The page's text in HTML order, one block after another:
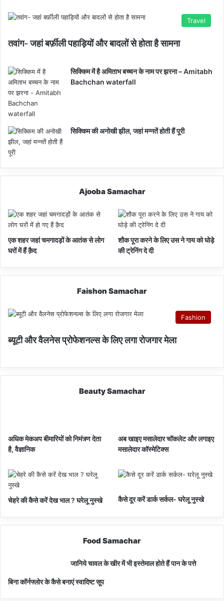
Travel
तवांग- जहां बर्फ़ीली पहाड़ियों और बादलों से होता है सामना
सिक्किम में है अमिताभ बच्चन के नाम पर झरना – Amitabh
Bachchan waterfall
सिक्किम की अनोखी झील, जहां मन्नतें होती हैं पूरी
Ajooba Samachar
एक शहर जहां चमगादड़ों के आतंक से लोग
घरों में हैं क़ैद
शौक पूरा करने के लिए उस ने गाय को घोड़े
की ट्रेनिंग दे दी
Faishon Samachar
Fashion
ब्यूटी और वैलनेस प्रोफेशनल्स के लिए लगा रोजगार मेला
Beauty Samachar
अधिक मेकअप बीमारियों को निमंत्र्ण देता
है, वैज्ञानिक
अब खाइए मसालेदार चॉकलेट और लगाइए
मसालेदार कॉस्‍मेटिक्‍स
चेहरे की कैसे करें देख भाल ? घरेलू नुस्खे कैसे दूर करें डार्क सर्कल- घरेलू नुस्खे
Food Samachar
जानिये चावल के खीर में भी इस्तेमाल होते हैं पान के पत्ते
बिना कॉर्नफ्लोर के कैसे बनाएं स्वादिष्ट सूप